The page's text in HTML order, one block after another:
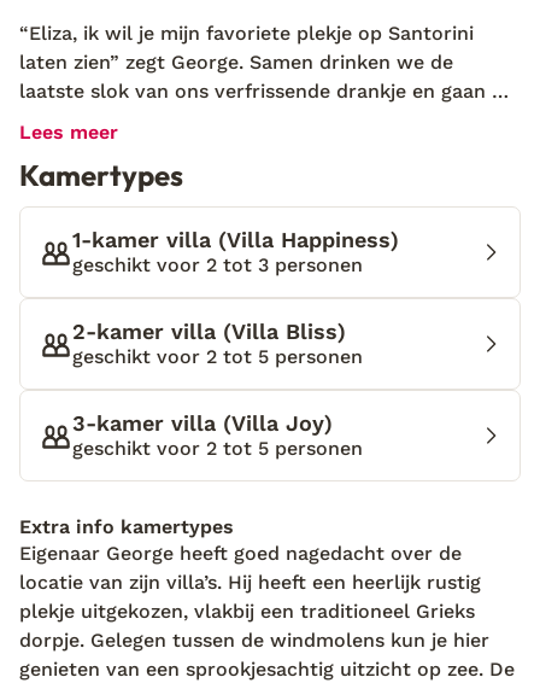
“Eliza, ik wil je mijn favoriete plekje op Santorini
laten zien” zegt George. Samen drinken we de
laatste slok van ons verfrissende drankje en gaan op
weg naar Drops Villas. Mijn goede vriend George
Hij is vooral erg trots op het feit dat hij de
gebouwen volledig zelf ontworpen heeft. George is
architect en heeft veel tijd en liefde in de villa’s
gestoken. Hij heeft mij beloofd dat ik er volledig tot
rust kan komen, omdat hij een heerlijk rustige
locatie voor de villa’s heeft gevonden, vlakbij een
traditioneel Grieks dorpje. Wanneer we aankomen,
zie ik snel genoeg dat hij geen woord gelogen heeft.
De parelwitte villa’s liggen op een unieke locatie,
omringd door windmolens. George laat me alles vol
enthousiasme zien. Ik kan niet wachten tot ik
privézwembad. We stappen een van de villa’s binnen
en het eerste wat mij opvalt is het interieur. De
inrichting is luxe en minimalistisch, met oog voor
details. De rustige kleuren geven een koel gevoel aan
de villa. “Er ligt nog wat lekkers voor je klaar”, zegt
George met een knipoog wanneer hij wegloopt.
Lees meer
Kamertypes
1-kamer villa (Villa Happiness)
geschikt voor 2 tot 3 personen
2-kamer villa (Villa Bliss)
geschikt voor 2 tot 5 personen
3-kamer villa (Villa Joy)
geschikt voor 2 tot 5 personen
Extra info kamertypes
Eigenaar George heeft goed nagedacht over de
locatie van zijn villa’s. Hij heeft een heerlijk rustig
plekje uitgekozen, vlakbij een traditioneel Grieks
dorpje. Gelegen tussen de windmolens kun je hier
genieten van een sprookjesachtig uitzicht op zee. De